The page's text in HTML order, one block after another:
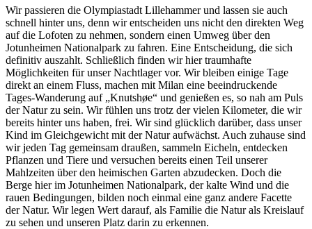
Wir passieren die Olympiastadt Lillehammer und lassen sie auch
schnell hinter uns, denn wir entscheiden uns nicht den direkten Weg
auf die Lofoten zu nehmen, sondern einen Umweg über den
Jotunheimen Nationalpark zu fahren. Eine Entscheidung, die sich
definitiv auszahlt. Schließlich finden wir hier traumhafte
Möglichkeiten für unser Nachtlager vor. Wir bleiben einige Tage
direkt an einem Fluss, machen mit Milan eine beeindruckende
Tages-Wanderung auf „Knutshøe“ und genießen es, so nah am Puls
der Natur zu sein. Wir fühlen uns trotz der vielen Kilometer, die wir
bereits hinter uns haben, frei. Wir sind glücklich darüber, dass unser
Kind im Gleichgewicht mit der Natur aufwächst. Auch zuhause sind
wir jeden Tag gemeinsam draußen, sammeln Eicheln, entdecken
Pflanzen und Tiere und versuchen bereits einen Teil unserer
Mahlzeiten über den heimischen Garten abzudecken. Doch die
Berge hier im Jotunheimen Nationalpark, der kalte Wind und die
rauen Bedingungen, bilden noch einmal eine ganz andere Facette
der Natur. Wir legen Wert darauf, als Familie die Natur als Kreislauf
zu sehen und unseren Platz darin zu erkennen.